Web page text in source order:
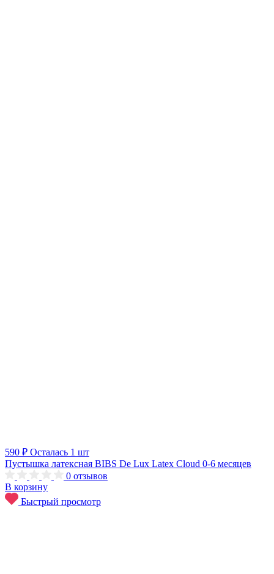
590 ₽ Осталась 1 шт
Пустышка латексная BIBS De Lux Latex Cloud 0-6 месяцев
0 отзывов
В корзину
Быстрый просмотр